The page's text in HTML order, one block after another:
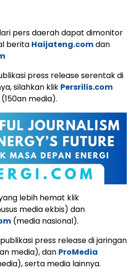
pers daerah dapat dimonitor
berita Haijateng.comdan
press release serentak di
silahkan klik Persrilis.com
(150an media).
lebih hemat klik
media ekbis) dan
(media nasional).
press release di jaringan
media), dan ProMedia
serta media lainnya.